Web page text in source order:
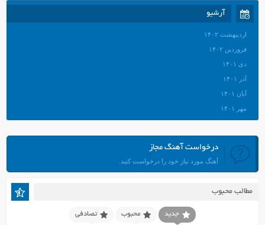
آرشیو
اردیبهشت ۱۴۰۲
فروردین ۱۴۰۲
دی ۱۴۰۱
آذر ۱۴۰۱
آبان ۱۴۰۱
مهر ۱۴۰۱
مرداد ۱۴۰۱
تیر ۱۴۰۱
فروردین ۱۴۰۱
درخواست آهنگ مجاز
آهنگ مورد نیاز خود را درخواست کنید.
مطالب محبوب
جدید محبوب تصادفی